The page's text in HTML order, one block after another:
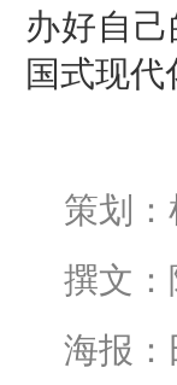
办好自
国式现
策划
撰文
海报